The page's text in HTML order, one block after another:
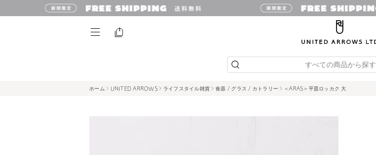
すべての商品から探す
ホーム UNITED ARROWS ライフスタイル雑貨 食器 / グラス / カトラリー ＜ARAS＞平皿ロッカク 大